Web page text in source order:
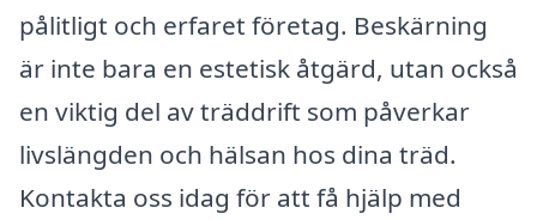
pålitligt och erfaret företag. Beskärning
är inte bara en estetisk åtgärd, utan också
en viktig del av träddrift som påverkar
livslängden och hälsan hos dina träd.
Kontakta oss idag för att få hjälp med